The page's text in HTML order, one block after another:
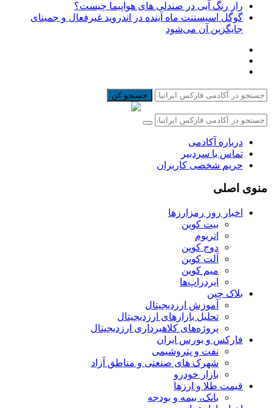
راز رنگ آبی در صندلی های هواپیما چیست؟
گوگل اسیستنت ماه آینده در اندروید غیرفعال و جمینای
جایگزین آن می‌شود
جستجو کن
درباره آکادمی
تماس با سردبیر
حریم شخصی کاربران
منوی اصلی
اخبار روز رمزارزها
بیت کوین
اتریوم
دوج کوین
آلت کوین
میم کوین‌
ایردراپ‌ها
بلاک چین
آموزش ارزدیجیتال
تحلیل بازارهای ارزدیجیتال
پروژه‌های کلاهبرداری ارزدیجیتال
فارکس و بورس ایران
نفت و پتروشیمی
شهرک های صنعتی و مناطق آزاد
بازار خودرو
قیمت طلا و ارزها
بانک، بیمه و بودجه